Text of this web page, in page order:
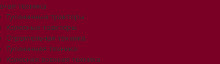
техника
Гусеничные тракторы
Колесные тракторы
Строительная техника
Гусеничная техника
Колесная военная техника